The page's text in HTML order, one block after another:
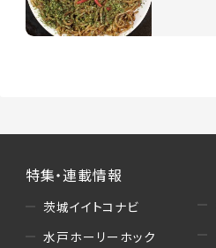
特集・連載情報
茨城イイトコナビ
水戸ホーリーホック